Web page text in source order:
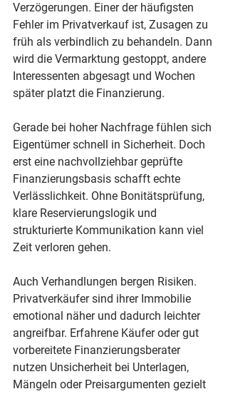
Verzögerungen. Einer der häufigsten
Fehler im Privatverkauf ist, Zusagen zu
früh als verbindlich zu behandeln. Dann
wird die Vermarktung gestoppt, andere
Interessenten abgesagt und Wochen
später platzt die Finanzierung.
Gerade bei hoher Nachfrage fühlen sich
Eigentümer schnell in Sicherheit. Doch
erst eine nachvollziehbar geprüfte
Finanzierungsbasis schafft echte
Verlässlichkeit. Ohne Bonitätsprüfung,
klare Reservierungslogik und
strukturierte Kommunikation kann viel
Zeit verloren gehen.
Auch Verhandlungen bergen Risiken.
Privatverkäufer sind ihrer Immobilie
emotional näher und dadurch leichter
angreifbar. Erfahrene Käufer oder gut
vorbereitete Finanzierungsberater
nutzen Unsicherheit bei Unterlagen,
Mängeln oder Preisargumenten gezielt